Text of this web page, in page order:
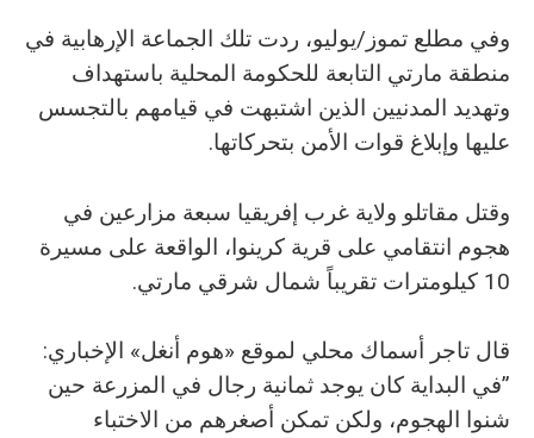
وفي مطلع تموز/يوليو، ردت تلك الجماعة الإرهابية في
منطقة مارتي التابعة للحكومة المحلية باستهداف
وتهديد المدنيين الذين اشتبهت في قيامهم بالتجسس
عليها وإبلاغ قوات الأمن بتحركاتها.
وقتل مقاتلو ولاية غرب إفريقيا سبعة مزارعين في
هجوم انتقامي على قرية كرينوا، الواقعة على مسيرة
10 كيلومترات تقريباً شمال شرقي مارتي.
قال تاجر أسماك محلي لموقع «هوم أنغل» الإخباري:
”في البداية كان يوجد ثمانية رجال في المزرعة حين
شنوا الهجوم، ولكن تمكن أصغرهم من الاختباء